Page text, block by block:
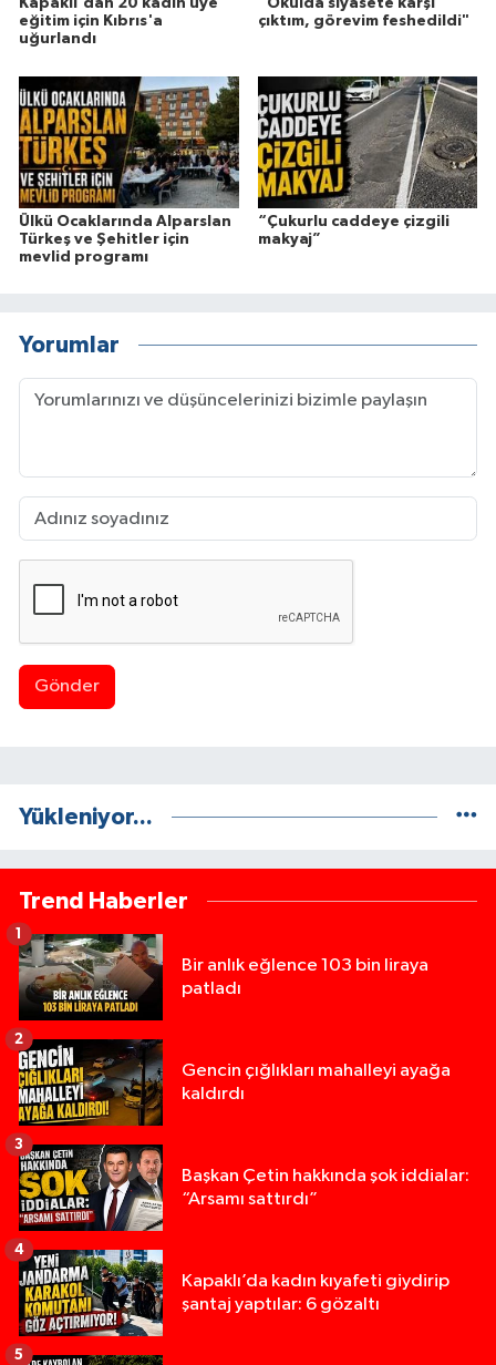
Kapaklı'dan 20 kadın üye
eğitim için Kıbrıs'a
uğurlandı
“Okulda siyasete karşı
çıktım, görevim feshedildi"
Ülkü Ocaklarında Alparslan
Türkeş ve Şehitler için
mevlid programı
“Çukurlu caddeye çizgili
makyaj”
Yorumlar
Gönder
Yükleniyor...
Trend Haberler
Bir anlık eğlence 103 bin liraya
patladı
1
Gencin çığlıkları mahalleyi ayağa
kaldırdı
2
Başkan Çetin hakkında şok iddialar:
“Arsamı sattırdı”
3
Kapaklı’da kadın kıyafeti giydirip
şantaj yaptılar: 6 gözaltı
4
5